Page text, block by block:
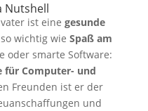
Nutshell
ist eine gesunde
wichtig wie Spaß am
oder smarte Software:
für Computer- und
Freunden ist er der
und